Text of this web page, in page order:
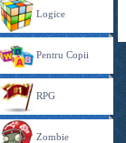
Logice
Pentru Copii
RPG
Zombie